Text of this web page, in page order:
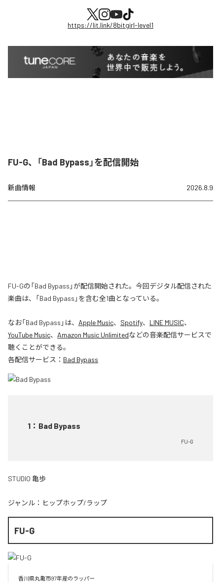
https://lit.link/8bitgirl-level1
FU-G、「Bad Bypass」を配信開始
新曲情報 2026.8.9
FU-Gの「Bad Bypass」が配信開始された。今回デジタル配信された
楽曲は、「Bad Bypass」を含む全1曲となっている。
なお「Bad Bypass 」は、 Apple Music、 Spotify、 LINE MUSIC、
YouTube Music、 Amazon Music Unlimitedなどの音楽配信サービスで
聴くことができる。
各配信サービス： Bad Bypass
1 ： Bad Bypass
FU-G
STUDIO 亀歩
ジャンル： ヒップホップ/ラップ
FU-G
香川県丸亀市97年産のラッパー